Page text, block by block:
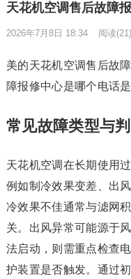
天花机空调售后故障
2026年7月8日 18:34 阅读(21)
美的天花机空调售后故
障报修中心是哪个电话是
常见故障类型与
天花机空调在长期使用
例如制冷效果变差、出
冷效果不佳通常与滤网
关。出风异常可能源于
法启动，则需重点检查
护装置是否触发。通过